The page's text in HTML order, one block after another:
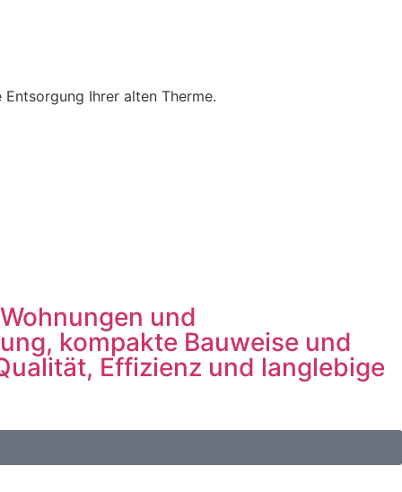
Ihrer alten Therme.
und
kompakte Bauweise und
Effizienz und langlebige